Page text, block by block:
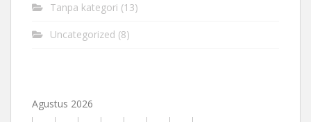
Tanpa kategori (13)
Uncategorized (8)
Agustus 2026